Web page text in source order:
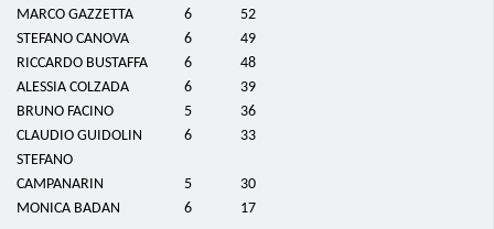
MARCO GAZZETTA
6
52
STEFANO CANOVA
6
49
RICCARDO BUSTAFFA
6
48
ALESSIA COLZADA
6
39
BRUNO FACINO
5
36
CLAUDIO GUIDOLIN
6
33
STEFANO
CAMPANARIN
5
30
MONICA BADAN
6 17